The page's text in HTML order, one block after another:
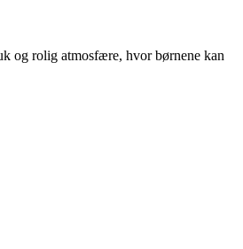
og rolig atmosfære, hvor børnene kan